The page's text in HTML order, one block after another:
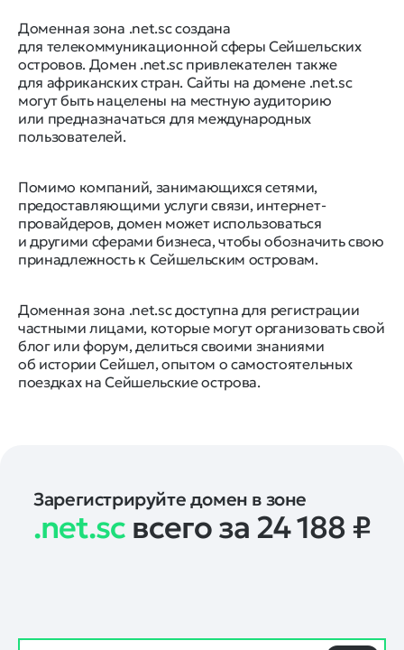
Доменная зона .net.sc создана
для телекоммуникационной сферы Сейшельских
островов. Домен .net.sc привлекателен также
для африканских стран. Сайты на домене .net.sc
могут быть нацелены на местную аудиторию
или предназначаться для международных
пользователей.
Помимо компаний, занимающихся сетями,
предоставляющими услуги связи, интернет-
провайдеров, домен может использоваться
и другими сферами бизнеса, чтобы обозначить свою
принадлежность к Сейшельским островам.
Доменная зона .net.sc доступна для регистрации
частными лицами, которые могут организовать свой
блог или форум, делиться своими знаниями
об истории Сейшел, опытом о самостоятельных
поездках на Сейшельские острова.
Зарегистрируйте домен в зоне
.net.sc всего за 24 188 ₽